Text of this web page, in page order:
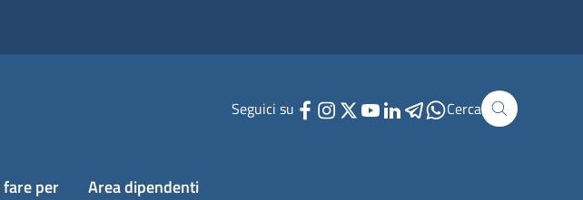
Seguici su Cerca
fare per Area dipendenti